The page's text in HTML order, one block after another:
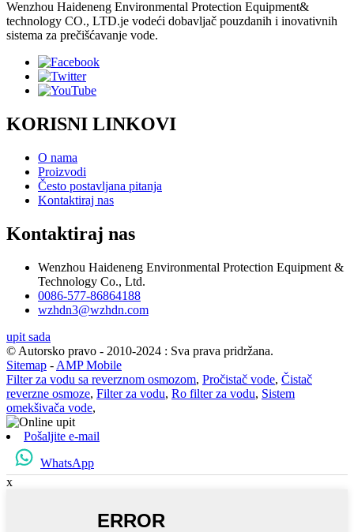
Wenzhou Haideneng Environmental Protection Equipment&
technology CO., LTD.je vodeći dobavljač pouzdanih i inovativnih
sistema za prečišćavanje vode.
KORISNI LINKOVI
O nama
Proizvodi
Često postavljana pitanja
Kontaktiraj nas
Kontaktiraj nas
Wenzhou Haideneng Environmental Protection Equipment &
Technology Co., Ltd.
0086-577-86864188
wzhdn3@wzhdn.com
upit sada
© Autorsko pravo - 2010-2024 : Sva prava pridržana.
Sitemap - AMP Mobile
Filter za vodu sa reverznom osmozom, Pročistač vode, Čistač
reverzne osmoze, Filter za vodu, Ro filter za vodu, Sistem
omekšivača vode,
Pošaljite e-mail
WhatsApp
x